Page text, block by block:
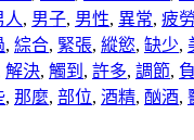
人, 男子, 男性, 異常, 疲勞
, 綜合, 緊張, 縱慾, 缺少,
解決, 觸到 , 許多, 調節,
, 那麼, 部位, 酒精, 酗酒,